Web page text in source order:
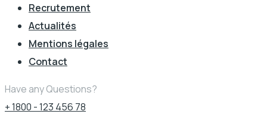
Recrutement
Actualités
Mentions légales
Contact
Have any Questions?
+ 1800 - 123 456 78